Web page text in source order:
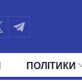
ПОЛIТИКИ